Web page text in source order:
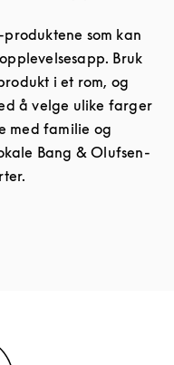
som kan
Bruk
i et rom, og
å velge ulike farger
med familie og
Bang & Olufsen-